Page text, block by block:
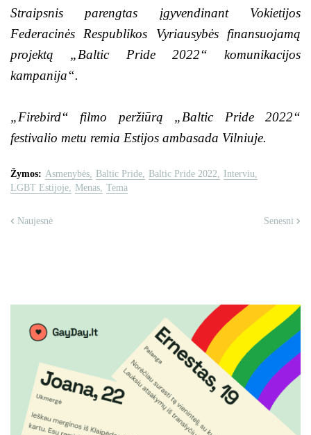
Straipsnis parengtas įgyvendinant Vokietijos
Federacinės Respublikos Vyriausybės finansuojamą
projektą „Baltic Pride 2022“ komunikacijos
kampanija“.
„Firebird“ filmo peržiūrą „Baltic Pride 2022“
festivalio metu remia Estijos ambasada Vilniuje.
Žymos: Asmenybės Baltic Pride Baltic Pride 2022
Interviu
LGBT Estijoje
Menas Tema
Naujesnė Senesni